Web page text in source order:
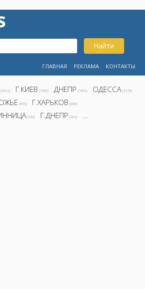
Найти
ГЛАВНАЯ РЕКЛАМА КОНТАКТЫ
(5922) Г.КИЕВ (1995) ДНЕПР (1692) ОДЕССА (1578)
(855) Г.ХАРЬКОВ (808)
(390) Г.ДНЕПР (362) ...